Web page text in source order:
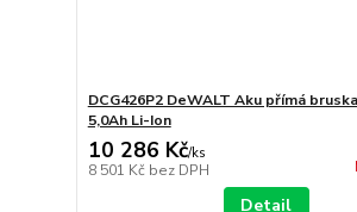
DCG426P2 DeWALT Aku přímá
5,0Ah Li-Ion
10 286 Kč/ks
8 501 Kč bez DPH
Detail